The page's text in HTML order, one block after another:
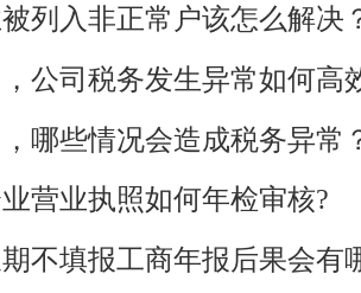
列入非正常户该怎么解决
哪些情况会造成税务异常
营业执照如何年检审核?
不填报工商年报后果会有